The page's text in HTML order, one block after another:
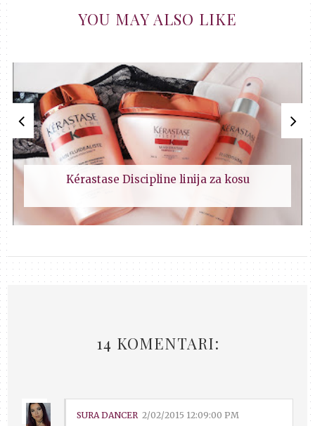
YOU MAY ALSO LIKE
Kérastase Discipline linija za kosu
14 KOMENTARI:
SURA DANCER 2/02/2015 12:09:00 PM